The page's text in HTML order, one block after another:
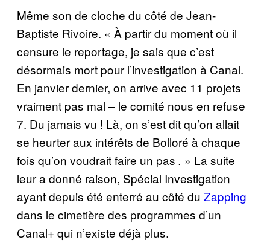
Même son de cloche du côté de Jean-
Baptiste Rivoire. « À partir du moment où il
censure le reportage, je sais que c’est
désormais mort pour l’investigation à Canal.
En janvier dernier, on arrive avec 11 projets
vraiment pas mal – le comité nous en refuse
7. Du jamais vu ! Là, on s’est dit qu’on allait
se heurter aux intérêts de Bolloré à chaque
fois qu’on voudrait faire un pas . » La suite
leur a donné raison, Spécial Investigation
ayant depuis été enterré au côté du Zapping
dans le cimetière des programmes d’un
Canal+ qui n’existe déjà plus.